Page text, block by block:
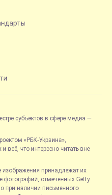
субъектов в сфере медиа —
«РБК-Украина»,
всё, что интересно читать вне
изображения принадлежат их
фотографий, отмеченных Getty
при наличии письменного